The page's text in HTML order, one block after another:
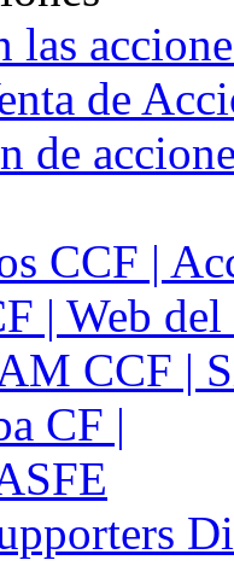
las
de
de
CCF |
| Web
CCF |
CF |